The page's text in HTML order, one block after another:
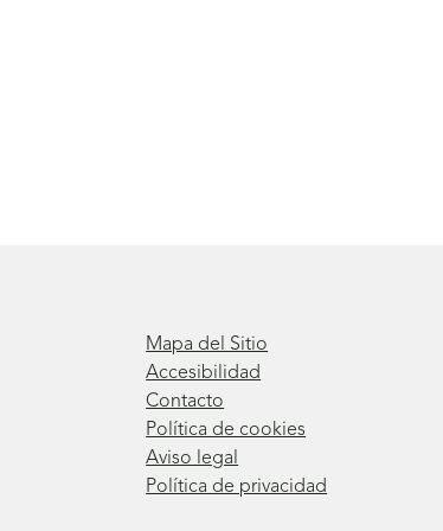
Mapa del Sitio
Accesibilidad
Contacto
Política de cookies
Aviso legal
Política de privacidad